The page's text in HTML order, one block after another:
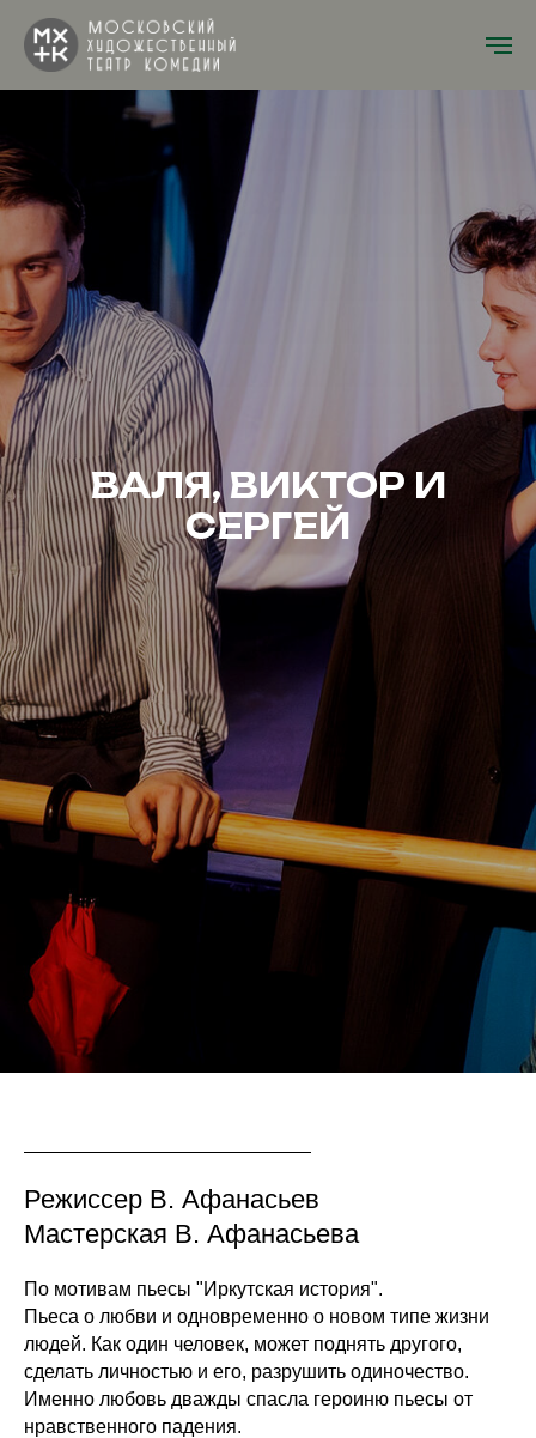
ВАЛЯ, ВИКТОР И
СЕРГЕЙ
Режиссер В. Афанасьев
Мастерская В. Афанасьева
По мотивам пьесы "Иркутская история".
Пьеса о любви и одновременно о новом типе жизни
людей. Как один человек, может поднять другого,
сделать личностью и его, разрушить одиночество.
Именно любовь дважды спасла героиню пьесы от
нравственного падения.